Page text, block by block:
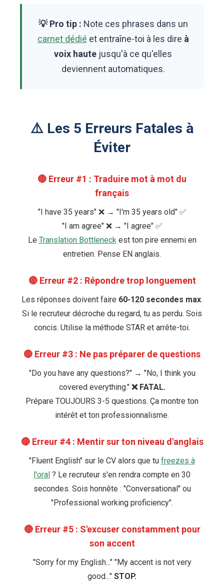
💡 Pro tip : Note ces phrases dans un
carnet dédié et entraîne-toi à les dire à
voix haute jusqu'à ce qu'elles
deviennent automatiques.
⚠️ Les 5 Erreurs Fatales à
Éviter
🔴 Erreur #1 : Traduire mot à mot du
français
"I have 35 years" ❌ → "I'm 35 years old" ✅
"I am agree" ❌ → "I agree" ✅
Le Translation Bottleneckest ton pire ennemi en
entretien. Pense EN anglais.
🔴 Erreur #2 : Répondre trop longuement
Les réponses doivent faire 60-120 secondes max.
Si le recruteur décroche du regard, tu as perdu. Sois
concis. Utilise la méthode STAR et arrête-toi.
🔴 Erreur #3 : Ne pas préparer de questions
"Do you have any questions?" → "No, I think you
covered everything." ❌ FATAL.
Prépare TOUJOURS 3-5 questions. Ça montre ton
intérêt et ton professionnalisme.
🔴 Erreur #4 : Mentir sur ton niveau d'anglais
"Fluent English" sur le CV alors que tu freezes à
l'oral ? Le recruteur s'en rendra compte en 30
secondes. Sois honnête : "Conversational" ou
"Professional working proficiency".
🔴 Erreur #5 : S'excuser constamment pour
son accent
"Sorry for my English..." "My accent is not very
good..." STOP.